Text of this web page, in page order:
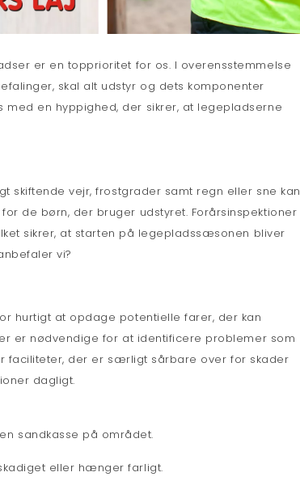
er en topprioritet for os. I overensstemmelse
skal alt udstyr og dets komponenter
en hyppighed, der sikrer, at legepladserne
skiftende vejr, frostgrader samt regn eller sne kan
de børn, der bruger udstyret. Forårsinspektioner
sikrer, at starten på legepladssæsonen bliver
vi?
hurtigt at opdage potentielle farer, der kan
er nødvendige for at identificere problemer som
faciliteter, der er særligt sårbare over for skader
dagligt.
sandkasse på området.
eller hænger farligt.